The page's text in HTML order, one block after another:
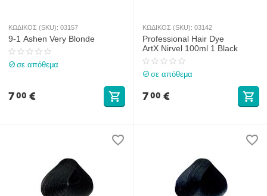
ΚΩΔΙΚΟΣ (SKU): 03157
9-1 Ashen Very Blonde
σε απόθεμα
700 €
ΚΩΔΙΚΟΣ (SKU): 03142
Professional Hair Dye
ArtX Nirvel 100ml 1 Black
σε απόθεμα
700 €